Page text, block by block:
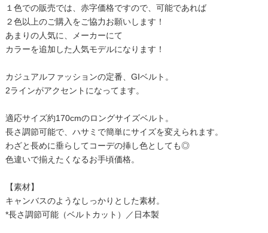
１色での販売では、赤字価格ですので、可能であれば
２色以上のご購入をご協力お願いします！
あまりの人気に、メーカーにて
カラーを追加した人気モデルになります！
カジュアルファッションの定番、GIベルト。
2ラインがアクセントになってます。
適応サイズ約170cmのロングサイズベルト。
長さ調節可能で、ハサミで簡単にサイズを変えられます。
わざと長めに垂らしてコーデの挿し色としても◎
色違いで揃えたくなるお手頃価格。
【素材】
キャンバスのようなしっかりとした素材。
*長さ調節可能（ベルトカット）／日本製